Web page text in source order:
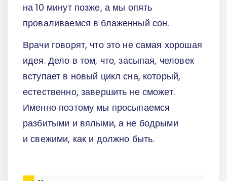
на 10 минут позже, а мы опять
проваливаемся в блаженный сон.
Врачи говорят, что это не самая хорошая
идея. Дело в том, что, засыпая, человек
вступает в новый цикл сна, который,
естественно, завершить не сможет.
Именно поэтому мы просыпаемся
разбитыми и вялыми, а не бодрыми
и свежими, как и должно быть.